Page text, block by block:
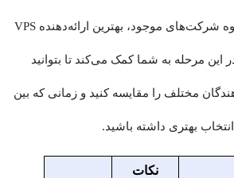
گفته می‌شود از بین انبوه شرکت‌های موجود، بهترین ارائه‌دهنده VPS
این مرحله به شما کمک می‌کند تا بتوانید
مختلف را مقایسه کنید و زمانی که بین
بهتری داشته باشید.
نکات